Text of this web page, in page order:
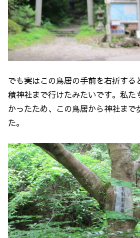
でも実はこの鳥居の手前を右折する
積神社まで行けたみたいです。私た
かったため、この鳥居から神社まで
た。